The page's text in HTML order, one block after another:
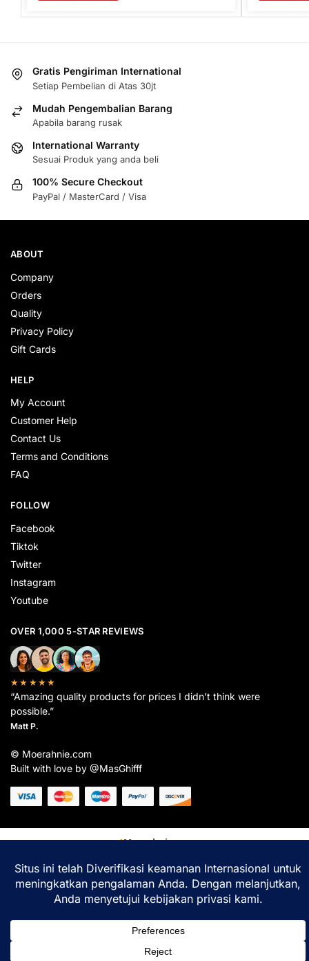
Gratis Pengiriman International
Setiap Pembelian di Atas 30jt
Mudah Pengembalian Barang
Apabila barang rusak
International Warranty
Sesuai Produk yang anda beli
100% Secure Checkout
PayPal / MasterCard / Visa
ABOUT
Company
Orders
Quality
Privacy Policy
Gift Cards
HELP
My Account
Customer Help
Contact Us
Terms and Conditions
FAQ
FOLLOW
Facebook
Tiktok
Twitter
Instagram
Youtube
OVER 1,000 5-STAR REVIEWS
★★★★★
“Amazing quality products for prices I didn’t think were
possible.”
Matt P.
© Moerahnie.com
Built with love by @MasGhifff
Moerahnie.com
pengalaman belanja terbaik Anda.